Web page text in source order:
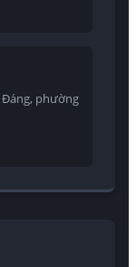
Đáng, phường